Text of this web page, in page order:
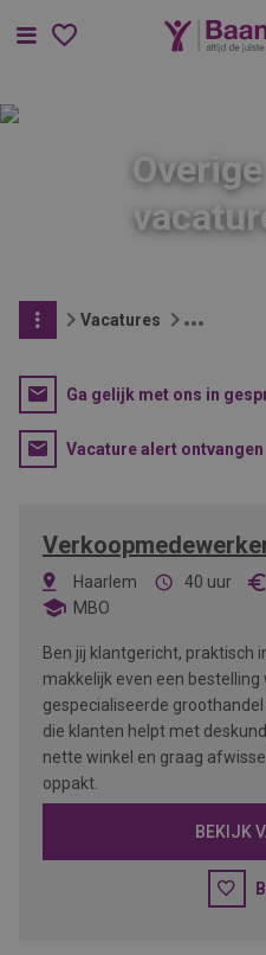
Menu
Overige
Vacatures
Ga gelijk met ons in
Vacature alert ontvangen
Haarlem 40 uur
MBO
Ben jij klantgericht, praktisch
makkelijk even een bestelling
gespecialiseerde
die klanten helpt met
nette winkel en graag
oppakt.
BEKIJK